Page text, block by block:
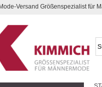
Versand Größenspezialist für